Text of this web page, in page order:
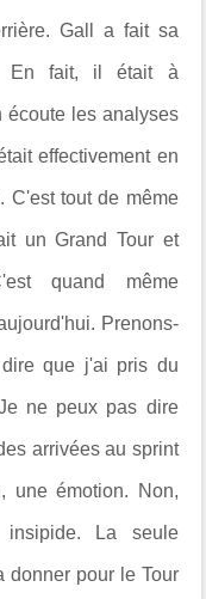
Gall a fait sa
En fait, il était à
écoute les analyses
effectivement en
C'est tout de même
un Grand Tour et
quand même
Prenons-
que j'ai pris du
ne peux pas dire
arrivées au sprint
une émotion. Non,
La seule
donner pour le Tour